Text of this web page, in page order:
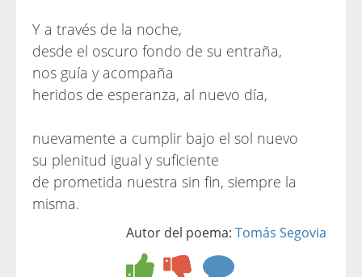
Y a través de la noche,
desde el oscuro fondo de su entraña,
nos guía y acompaña
heridos de esperanza, al nuevo día,
nuevamente a cumplir bajo el sol nuevo
su plenitud igual y suficiente
de prometida nuestra sin fin, siempre la
misma.
Autor del poema: Tomás Segovia